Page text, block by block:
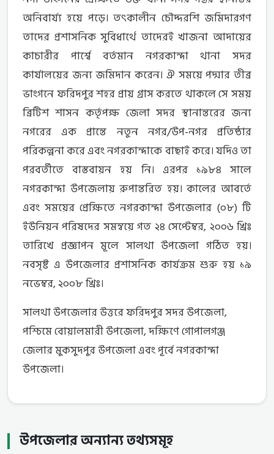
অনিবার্য্য হয়ে পড়ে। তৎকালীন চৌদ্দরশি জমিদারগণ
তাদের প্রশাসনিক সুবিধার্থে তাদেরই খাজনা আদায়ের
কাচারীর পার্শ্বে বর্তমান নগরকান্দা থানা সদর
কার্যালয়ের জন্য জমিদান করেন। ঐ সময়ে পদ্মার তীব্র
ভাংগনে ফরিদপুর শহর প্রায় গ্রাস করতে থাকলে সে সময়
ব্রিটিশ শাসন কর্তৃপক্ষ জেলা সদর স্থানান্তরের জন্য
নগরের এক প্রান্তে নতুন নগর/উপ-নগর প্রতিষ্ঠার
পরিকল্পনা করে এবং নগরকান্দাকে বাছাই করে। যদিও তা
পরবর্তীতে বাস্তবায়ন হয় নি। এরপর ১৯৮৪ সালে
নগরকান্দা উপজেলায় রুপান্তরিত হয়। কালের আবর্তে
এবং সময়ের প্রেক্ষিতে নগরকান্দা উপজেলার (০৮) টি
ইউনিয়ন পরিষদের সমন্বয়ে গত ২৪ সেপ্টেম্বর, ২০০৬ খ্রিঃ
তারিখে প্রজ্ঞাপন মূলে সালথা উপজেলা গঠিত হয়।
নবসৃষ্ট এ উপজেলার প্রশাসনিক কার্যক্রম শুরু হয় ১৯
নভেম্বর, ২০০৮ খ্রিঃ।
সালথা উপজেলার উত্তরে ফরিদপুর সদর উপজেলা,
পশ্চিমে বোয়ালমারী উপজেলা, দক্ষিণে গোপালগঞ্জ
জেলার মুকসুদপুর উপজেলা এবং পূর্বে নগরকান্দা
উপজেলা।
উপজেলার অন্যান্য তথ্যসমূহ